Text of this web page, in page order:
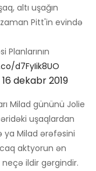
altı uşağın
Pitt'in evində
Planlarının
d7FyIik8UO
16 dekabr 2019
Milad gününü Jolie
uşaqlardan
Milad ərəfəsini
aktyorun ən
ildir gərgindir.